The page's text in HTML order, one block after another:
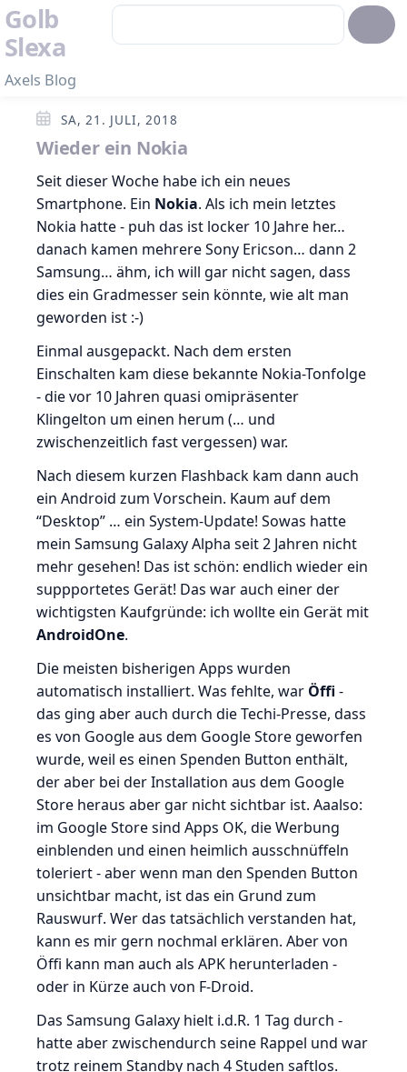
Golb
Slexa
Axels Blog
SA, 21. JULI, 2018
Wieder ein Nokia
Seit dieser Woche habe ich ein neues
Smartphone. Ein Nokia. Als ich mein letztes
Nokia hatte - puh das ist locker 10 Jahre her…
danach kamen mehrere Sony Ericson… dann 2
Samsung… ähm, ich will gar nicht sagen, dass
dies ein Gradmesser sein könnte, wie alt man
geworden ist :-)
Einmal ausgepackt. Nach dem ersten
Einschalten kam diese bekannte Nokia-Tonfolge
- die vor 10 Jahren quasi omipräsenter
Klingelton um einen herum (… und
zwischenzeitlich fast vergessen) war.
Nach diesem kurzen Flashback kam dann auch
ein Android zum Vorschein. Kaum auf dem
“Desktop” … ein System-Update! Sowas hatte
mein Samsung Galaxy Alpha seit 2 Jahren nicht
mehr gesehen! Das ist schön: endlich wieder ein
suppportetes Gerät! Das war auch einer der
wichtigsten Kaufgründe: ich wollte ein Gerät mit
AndroidOne.
Die meisten bisherigen Apps wurden
automatisch installiert. Was fehlte, war Öffi -
das ging aber auch durch die Techi-Presse, dass
es von Google aus dem Google Store geworfen
wurde, weil es einen Spenden Button enthält,
der aber bei der Installation aus dem Google
Store heraus aber gar nicht sichtbar ist. Aaalso:
im Google Store sind Apps OK, die Werbung
einblenden und einen heimlich ausschnüffeln
toleriert - aber wenn man den Spenden Button
unsichtbar macht, ist das ein Grund zum
Rauswurf. Wer das tatsächlich verstanden hat,
kann es mir gern nochmal erklären. Aber von
Öffi kann man auch als APK herunterladen -
oder in Kürze auch von F-Droid.
Das Samsung Galaxy hielt i.d.R. 1 Tag durch -
hatte aber zwischendurch seine Rappel und war
trotz reinem Standby nach 4 Studen saftlos.